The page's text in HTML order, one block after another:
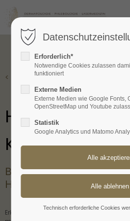
Login
Benutzername
Passwort
Lorem ipsum dolor sit amet:
< Zurück
Haar- und
Beschwerden wie
Haarausfall
Erkrankungen von Kopfhaut und Haaren
Erforderlich*
Notwendige Cookies zulassen
funktioniert
Externe Medien
Externe Medien wie Google Fonts,
OpenStreetMap und Youtube
Statistik
Google Analytics und Matomo
Technisch erforderliche Cookies